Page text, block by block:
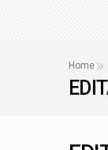
Home